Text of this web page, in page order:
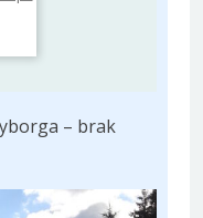
– brak